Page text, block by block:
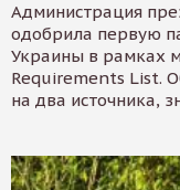
Администрация
одобрила первую
Украины в рамках
Requirements List.
на два источника,